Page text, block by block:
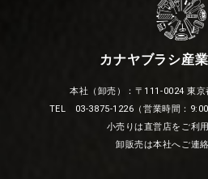
カナヤブラシ産
本社（卸売）：〒111-0024 東
TEL 03-3875-1226（営業時間：
小売りは直営店をご利
卸販売は本社へご連